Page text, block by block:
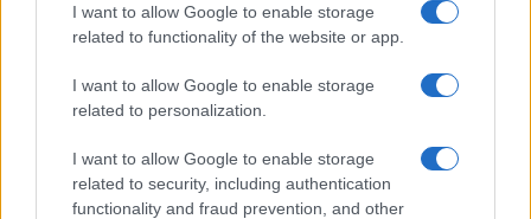
I want to allow Google to enable storage
related to functionality of the website or app.
I want to allow Google to enable storage
related to personalization.
I want to allow Google to enable storage
related to security, including authentication
functionality and fraud prevention, and other
Μηχανογραφικό 2026: Οι υποψήφιοι
πρέπει να γνωρίζουν
17/07/2026 - 10:16